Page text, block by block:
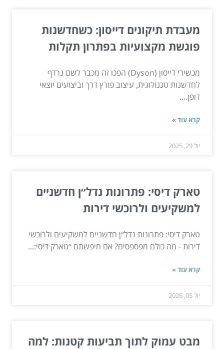
מעבדת תיקונים דייסון: כשחדשנות
פוגשת מקצועיות בפתרון תקלות
מכשירי דייסון (Dyson) הפכו זה מכבר לשם נרדף
לחדשנות טכנולוגית, עיצוב פורץ דרך וביצועים יוצאי
דופן....
קרא עוד »
יול 29, 2025
טארק דיסי: פתרונות נדל״ן חדשניים
למשקיעים ולרוכשי דירות
טארק דיסי: פתרונות נדל״ן חדשניים למשקיעים ולרוכשי
דירות - מה כולם מפספסים? אם חיפשתם ״טארק דיסי:...
קרא עוד »
יול 05, 2026
מבט עמוק לתוך תביעות קטנות: למה